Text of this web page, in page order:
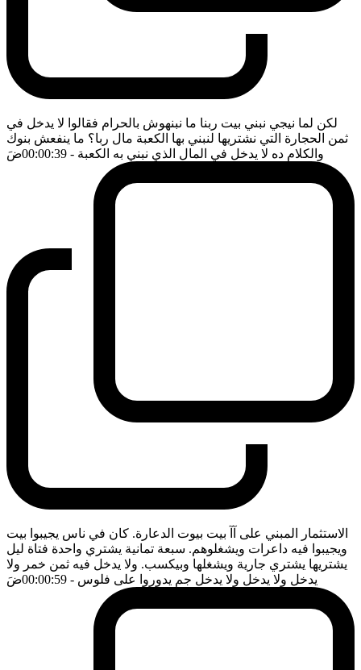
لكن لما نيجي نبني بيت ربنا ما نبنهوش بالحرام فقالوا لا يدخل في
ثمن الحجارة التي نشتريها لنبني بها الكعبة مال ربا؟ ما ينفعش بنوك
والكلام ده لا يدخل في المال الذي نبني به الكعبة - 00:00:39 ضَ
الاستثمار المبني على آآ بيت بيوت الدعارة. كان في ناس يجيبوا بيت
ويجيبوا فيه داعرات ويشغلوهم. سبعة تمانية يشتري واحدة فتاة ليل
يشتريها يشتري جارية ويشغلها وبيكسب. ولا يدخل فيه ثمن خمر ولا
يدخل ولا يدخل ولا يدخل جم يدوروا على فلوس - 00:00:59 ضَ